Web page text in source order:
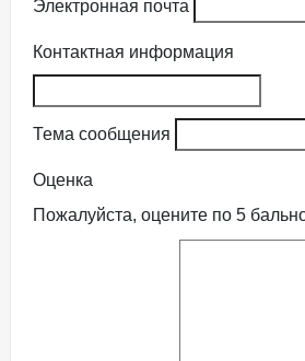
Электронная почта
Контактная информация
Тема сообщения
Оценка
Пожалуйста, оцените по 5